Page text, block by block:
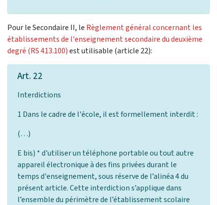
Pour le Secondaire II, le Règlement général concernant les
établissements de l'enseignement secondaire du deuxième
degré (RS 413.100)est utilisable (article 22):
Art. 22
Interdictions
1 Dans le cadre de l'école, il est formellement interdit :
(…)
E bis) * d'utiliser un téléphone portable ou tout autre
appareil électronique à des fins privées durant le
temps d'enseignement, sous réserve de l’alinéa 4 du
présent article. Cette interdiction s’applique dans
l’ensemble du périmètre de l’établissement scolaire